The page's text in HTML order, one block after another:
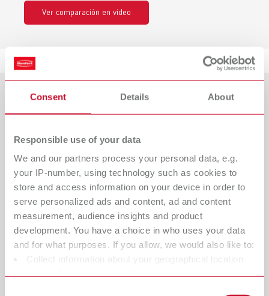
Consent Details About
Responsible use of your data
We and our partners process your personal data, e.g.
your IP-number, using technology such as cookies to
store and access information on your device in order to
serve personalized ads and content, ad and content
measurement, audience insights and product
development. You have a choice in who uses your data
and for what purposes. If you allow, we would also like to:
Collect information about your geographical location
Ver comparación en video
precisión que se nota cada día